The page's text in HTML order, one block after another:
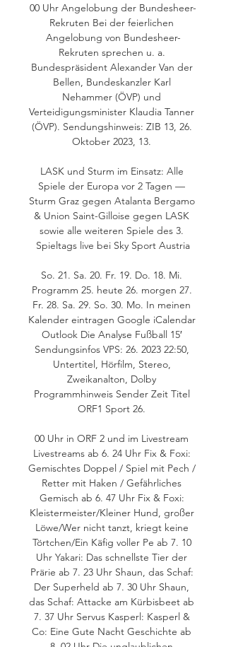
00 Uhr Angelobung der Bundesheer-
Rekruten Bei der feierlichen
Angelobung von Bundesheer-
Rekruten sprechen u. a.
Bundespräsident Alexander Van der
Bellen, Bundeskanzler Karl
Nehammer (ÖVP) und
Verteidigungsminister Klaudia Tanner
(ÖVP). Sendungshinweis: ZIB 13, 26.
Oktober 2023, 13.
LASK und Sturm im Einsatz: Alle
Spiele der Europa vor 2 Tagen —
Sturm Graz gegen Atalanta Bergamo
& Union Saint-Gilloise gegen LASK
sowie alle weiteren Spiele des 3.
Spieltags live bei Sky Sport Austria
So. 21. Sa. 20. Fr. 19. Do. 18. Mi.
Programm 25. heute 26. morgen 27.
Fr. 28. Sa. 29. So. 30. Mo. In meinen
Kalender eintragen Google iCalendar
Outlook Die Analyse Fußball 15′
Sendungsinfos VPS: 26. 2023 22:50,
Untertitel, Hörfilm, Stereo,
Zweikanalton, Dolby
Programmhinweis Sender Zeit Titel
ORF1 Sport 26.
00 Uhr in ORF 2 und im Livestream
Livestreams ab 6. 24 Uhr Fix & Foxi:
Gemischtes Doppel / Spiel mit Pech /
Retter mit Haken / Gefährliches
Gemisch ab 6. 47 Uhr Fix & Foxi:
Kleistermeister/Kleiner Hund, großer
Löwe/Wer nicht tanzt, kriegt keine
Törtchen/Ein Käfig voller Pe ab 7. 10
Uhr Yakari: Das schnellste Tier der
Prärie ab 7. 23 Uhr Shaun, das Schaf:
Der Superheld ab 7. 30 Uhr Shaun,
das Schaf: Attacke am Kürbisbeet ab
7. 37 Uhr Servus Kasperl: Kasperl &
Co: Eine Gute Nacht Geschichte ab